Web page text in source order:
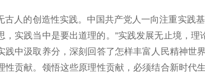
的创造性实践。中国共产党人一向注重实践基
，实践当中是要出道理的。”实践发展无止境，
践中汲取养分，深刻回答了怎样丰富人民精神世
性贡献。领悟这些原理性贡献，必须结合新时代